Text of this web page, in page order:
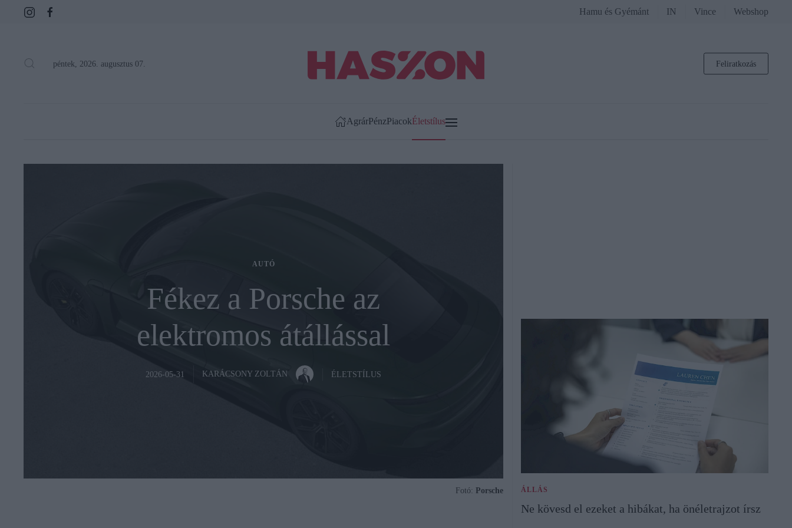
Hamu és Gyémánt IN Vince Webshop
péntek, 2026. augusztus 07. Feliratkozás
AgrárPénzPiacokÉletstílus
AUTÓ
Fékez a Porsche az
elektromos átállással
2026-05-31 KARÁCSONY ZOLTÁN ÉLETSTÍLUS
Fotó: Porsche ÁLLÁS
Ne kövesd el ezeket a hibákat, ha önéletrajzot írsz